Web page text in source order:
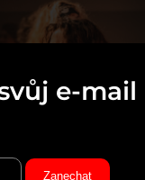
e-mail